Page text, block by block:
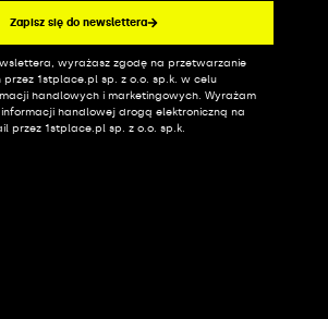
Zapisz się do newslettera
wyrażasz zgodę na przetwarzanie
1stplace.pl sp. z o.o. sp.k. w celu
handlowych i marketingowych. Wyrażam
handlowej drogą elektroniczną na
przez 1stplace.pl sp. z o.o. sp.k.